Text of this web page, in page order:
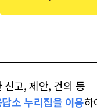
신고, 제안, 건의 등
소 누리집을 이용하